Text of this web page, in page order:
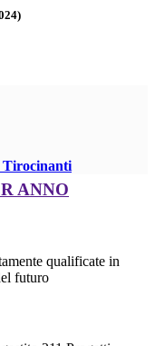
Tirocinanti
ANNO
qualificate in
futuro